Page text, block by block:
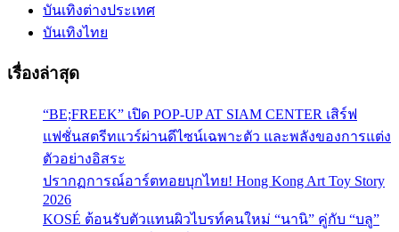
บันเทิงต่างประเทศ
บันเทิงไทย
เรื่องล่าสุด
“BE;FREEK” เปิด POP-UP AT SIAM CENTER เสิร์ฟ
แฟชั่นสตรีทแวร์ผ่านดีไซน์เฉพาะตัว และพลังของการแต่ง
ตัวอย่างอิสระ
ปรากฏการณ์อาร์ตทอยบุกไทย! Hong Kong Art Toy Story
2026
KOSÉ ต้อนรับตัวแทนผิวไบรท์คนใหม่ “นานิ” คู่กับ “บลู”